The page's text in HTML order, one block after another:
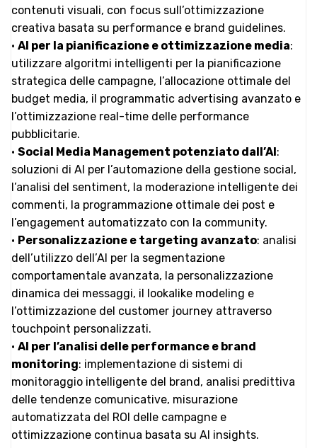
contenuti visuali, con focus sull’ottimizzazione
creativa basata su performance e brand guidelines.
• AI per la pianificazione e ottimizzazione media:
utilizzare algoritmi intelligenti per la pianificazione
strategica delle campagne, l’allocazione ottimale del
budget media, il programmatic advertising avanzato e
l’ottimizzazione real-time delle performance
pubblicitarie.
• Social Media Management potenziato dall’AI:
soluzioni di AI per l’automazione della gestione social,
l’analisi del sentiment, la moderazione intelligente dei
commenti, la programmazione ottimale dei post e
l’engagement automatizzato con la community.
• Personalizzazione e targeting avanzato: analisi
dell’utilizzo dell’AI per la segmentazione
comportamentale avanzata, la personalizzazione
dinamica dei messaggi, il lookalike modeling e
l’ottimizzazione del customer journey attraverso
touchpoint personalizzati.
• AI per l’analisi delle performance e brand
monitoring: implementazione di sistemi di
monitoraggio intelligente del brand, analisi predittiva
delle tendenze comunicative, misurazione
automatizzata del ROI delle campagne e
ottimizzazione continua basata su AI insights.